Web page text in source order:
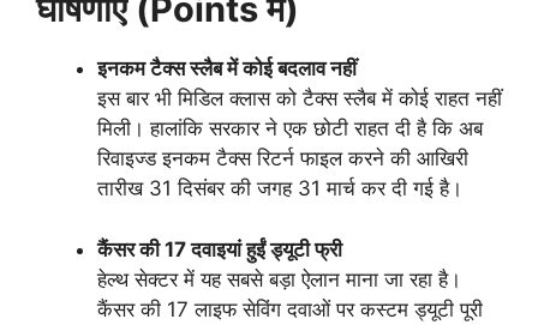
घोषणाएं (Points में)
इनकम टैक्स स्लैब में कोई बदलाव नहीं
इस बार भी मिडिल क्लास को टैक्स स्लैब में कोई राहत नहीं
मिली। हालांकि सरकार ने एक छोटी राहत दी है कि अब
रिवाइज्ड इनकम टैक्स रिटर्न फाइल करने की आखिरी
तारीख 31 दिसंबर की जगह 31 मार्च कर दी गई है।
कैंसर की 17 दवाइयां हुईं ड्यूटी फ्री
हेल्थ सेक्टर में यह सबसे बड़ा ऐलान माना जा रहा है।
कैंसर की 17 लाइफ सेविंग दवाओं पर कस्टम ड्यूटी पूरी